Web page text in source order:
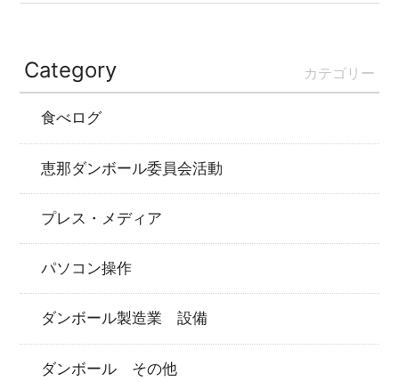
Category カテゴリー
食べログ
恵那ダンボール委員会活動
プレス・メディア
パソコン操作
ダンボール製造業 設備
ダンボール その他